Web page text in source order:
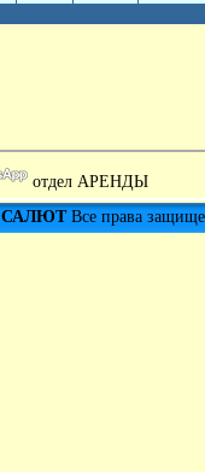
отдел АРЕНДЫ
САЛЮТВсе права